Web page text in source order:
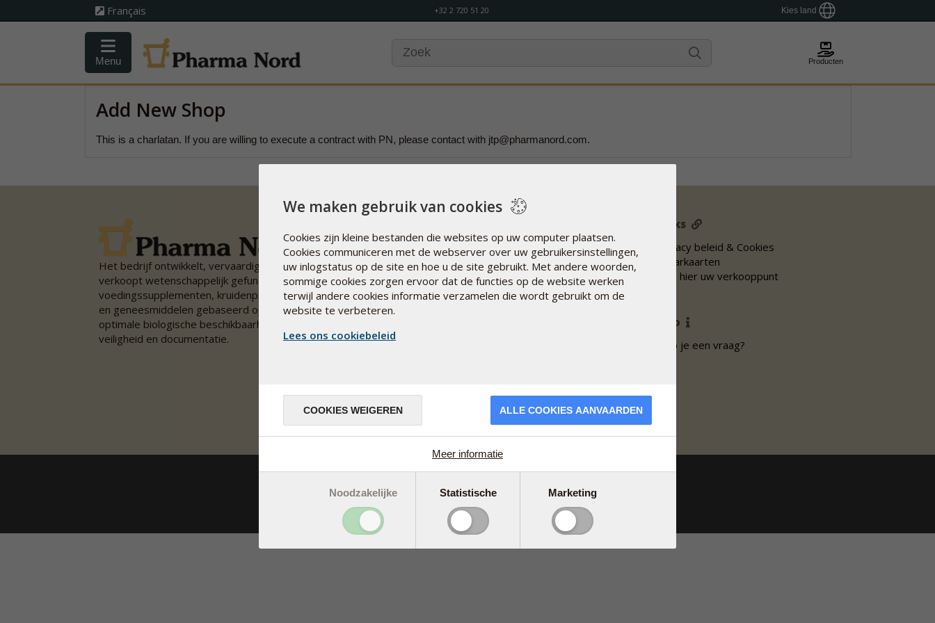
Français +32 2 720 51 20 Kies land
Menu Producten
Add New Shop
This is a charlatan. If you are willing to execute a contract with PN, please contact with jtp@pharmanord.com.
Het bedrijf ontwikkelt, vervaardigt en
verkoopt wetenschappelijk gefundeerde
voedingssupplementen, kruidenpreparaten
en geneesmiddelen gebaseerd op een
optimale biologische beschikbaarheid,
veiligheid en documentatie.
Ma t/m vrij van 8u30 tot 12u30 en van
13u30 tot 16u30
+32 2 720 51 20
1930 ZAVENTEM
België / Belgium
Links
Privacy beleid & Cookies
Spaarkaarten
Vind hier uw verkooppunt
Info
Heb je een vraag?
We maken gebruik van cookies
Cookies zijn kleine bestanden die websites op uw computer plaatsen.
Cookies communiceren met de webserver over uw gebruikersinstellingen,
uw inlogstatus op de site en hoe u de site gebruikt. Met andere woorden,
sommige cookies zorgen ervoor dat de functies op de website werken
terwijl andere cookies informatie verzamelen die wordt gebruikt om de
website te verbeteren.
Lees ons cookiebeleid
COOKIES WEIGEREN ALLE COOKIES AANVAARDEN
Meer informatie
Noodzakelijke Statistische Marketing